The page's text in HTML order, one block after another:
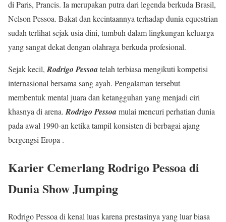
di Paris, Prancis. Ia merupakan putra dari legenda berkuda Brasil,
Nelson Pessoa. Bakat dan kecintaannya terhadap dunia equestrian
sudah terlihat sejak usia dini, tumbuh dalam lingkungan keluarga
yang sangat dekat dengan olahraga berkuda profesional.
Sejak kecil, Rodrigo Pessoatelah terbiasa mengikuti kompetisi
internasional bersama sang ayah. Pengalaman tersebut
membentuk mental juara dan ketangguhan yang menjadi ciri
khasnya di arena. Rodrigo Pessoamulai mencuri perhatian dunia
pada awal 1990-an ketika tampil konsisten di berbagai ajang
bergengsi Eropa .
Karier Cemerlang Rodrigo Pessoa di
Dunia Show Jumping
Rodrigo Pessoa di kenal luas karena prestasinya yang luar biasa